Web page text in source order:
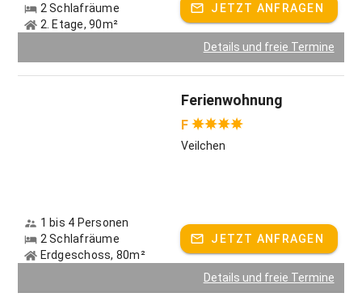
2 Schlafräume
2. Etage, 90m²
JETZT ANFRAGEN
Details und freie Termine
Ferienwohnung
F
Veilchen
1 bis 4 Personen
2 Schlafräume
Erdgeschoss, 80m²
JETZT ANFRAGEN
Details und freie Termine